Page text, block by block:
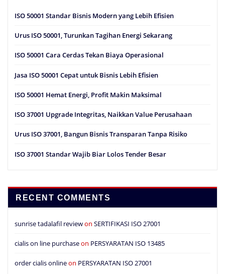
ISO 50001 Standar Bisnis Modern yang Lebih Efisien
Urus ISO 50001, Turunkan Tagihan Energi Sekarang
ISO 50001 Cara Cerdas Tekan Biaya Operasional
Jasa ISO 50001 Cepat untuk Bisnis Lebih Efisien
ISO 50001 Hemat Energi, Profit Makin Maksimal
ISO 37001 Upgrade Integritas, Naikkan Value Perusahaan
Urus ISO 37001, Bangun Bisnis Transparan Tanpa Risiko
ISO 37001 Standar Wajib Biar Lolos Tender Besar
RECENT COMMENTS
sunrise tadalafil reviewon SERTIFIKASI ISO 27001
cialis on line purchaseon PERSYARATAN ISO 13485
order cialis onlineon PERSYARATAN ISO 27001